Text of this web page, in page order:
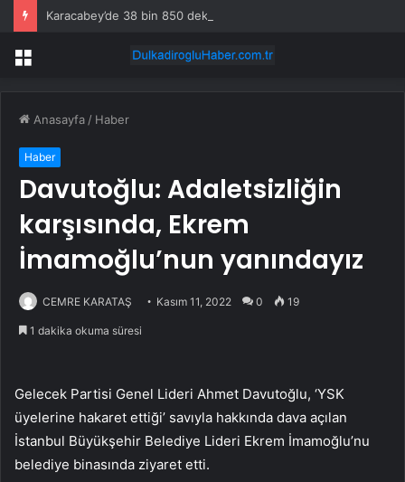
Menü
Anasayfa / Haber
Haber
Davutoğlu: Adaletsizliğin
karşısında, Ekrem
İmamoğlu’nun yanındayız
CEMRE KARATAŞ Kasım 11, 2022 0 19
1 dakika okuma süresi
Gelecek Partisi Genel Lideri Ahmet Davutoğlu, ‘YSK
üyelerine hakaret ettiği’ savıyla hakkında dava açılan
İstanbul Büyükşehir Belediye Lideri Ekrem İmamoğlu’nu
belediye binasında ziyaret etti.